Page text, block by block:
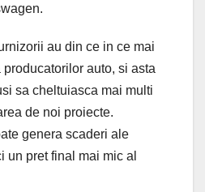
au din ce in ce mai
auto, si asta
sa cheltuiasca mai multi
de noi proiecte.
genera scaderi ale
un pret final mai mic al